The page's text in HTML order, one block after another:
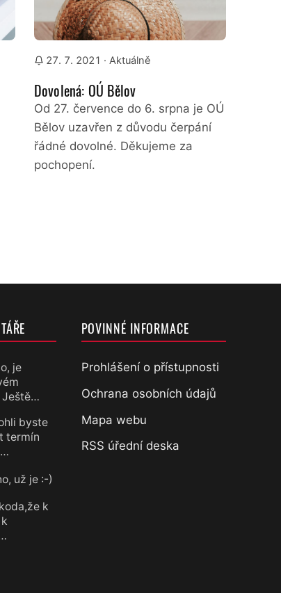
27. 7. 2021 · Aktuálně
Dovolená: OÚ Bělov
Od 27. července do 6. srpna je OÚ
Bělov uzavřen z důvodu čerpání
řádné dovolné. Děkujeme za
pochopení.
je
Ještě…
byste
termín
už je :-)
k
POVINNÉ INFORMACE
Prohlášení o přístupnosti
Ochrana osobních údajů
Mapa webu
RSS úřední deska